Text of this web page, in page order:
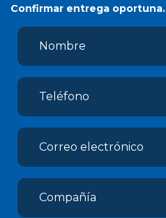
Confirmar entrega oportuna.